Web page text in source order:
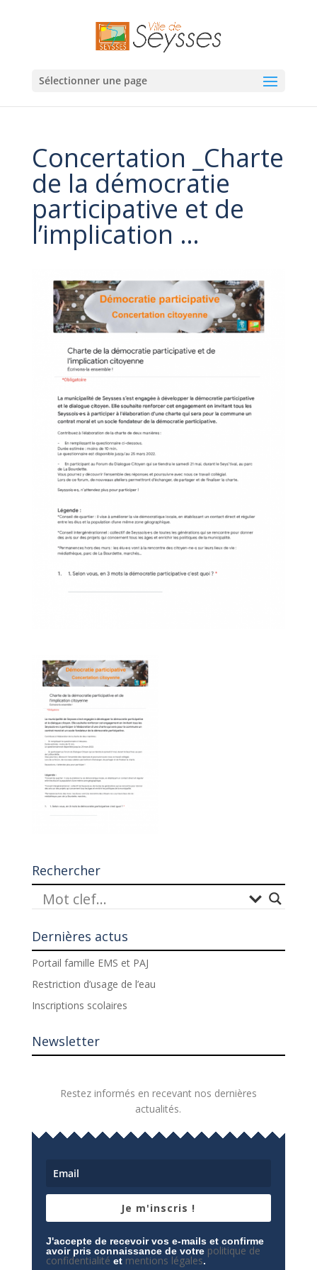
Sélectionner une page
Concertation _Charte
de la démocratie
participative et de
l’implication …
Rechercher
Dernières actus
Portail famille EMS et PAJ
Restriction d’usage de l’eau
Inscriptions scolaires
Newsletter
Restez informés en recevant nos dernières
actualités.
Je m'inscris !
J'accepte de recevoir vos e-mails et confirme
avoir pris connaissance de votre politique de
confidentialité et mentions légales.